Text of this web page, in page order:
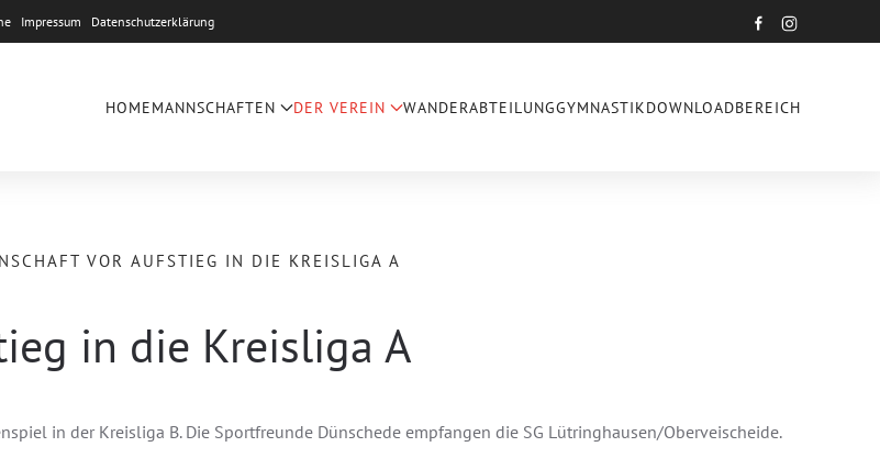
Impressum Datenschutzerklärung
HOMEMANNSCHAFTEN DER VEREIN WANDERABTEILUNGGYMNASTIKDOWNLOADBEREICH
VOR AUFSTIEG IN DIE KREISLIGA A
in die Kreisliga A
in der Kreisliga B. Die Sportfreunde Dünschede empfangen die SG Lütringhausen/Oberveischeide.